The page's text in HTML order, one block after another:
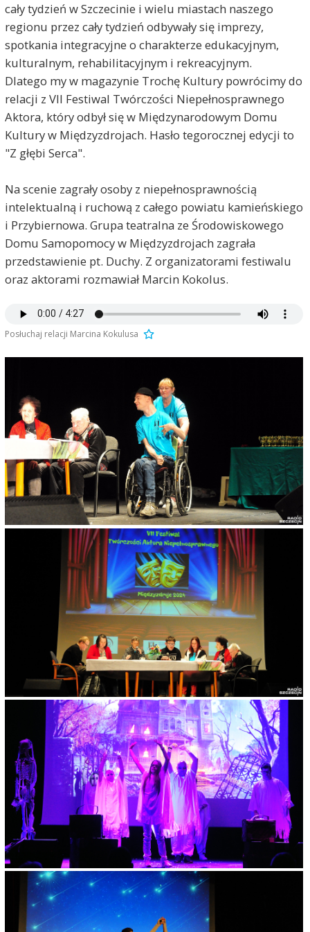
cały tydzień w Szczecinie i wielu miastach naszego
regionu przez cały tydzień odbywały się imprezy,
spotkania integracyjne o charakterze edukacyjnym,
kulturalnym, rehabilitacyjnym i rekreacyjnym.
Dlatego my w magazynie Trochę Kultury powrócimy do
relacji z VII Festiwal Twórczości Niepełnosprawnego
Aktora, który odbył się w Międzynarodowym Domu
Kultury w Międzyzdrojach. Hasło tegorocznej edycji to
"Z głębi Serca".
Na scenie zagrały osoby z niepełnosprawnością
intelektualną i ruchową z całego powiatu kamieńskiego
i Przybiernowa. Grupa teatralna ze Środowiskowego
Domu Samopomocy w Międzyzdrojach zagrała
przedstawienie pt. Duchy. Z organizatorami festiwalu
oraz aktorami rozmawiał Marcin Kokolus.
Posłuchaj relacji Marcina Kokulusa